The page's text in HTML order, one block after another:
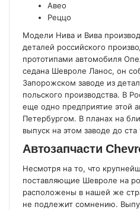
Авео
Реццо
Модели Нива и Вива
деталей российского
прототипами автомобиля
седана Шевроле Ланос, он
Запорожском заводе из
польского производства. В
еще одно предприятие этой
Петербургом. В планах на
выпуск на этом заводе до ста
Автозапчасти
Несмотря на то, что
поставляющие Шевроле на
расположены в нашей же
не подлежит сомнению.